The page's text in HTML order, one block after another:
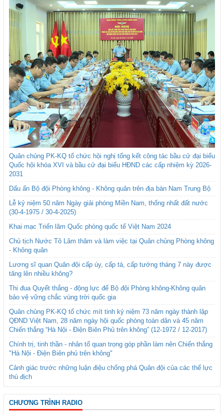
Quân chủng PK-KQ tổ chức hội nghị tổng kết công tác bầu cử đại biểu
Quốc hội khóa XVI và bầu cử đại biểu HĐND các cấp nhiệm kỳ 2026-
2031
Dấu ấn Bộ đội Phòng không - Không quân trên địa bàn Nam Trung Bộ
Lễ kỷ niệm 50 năm Ngày giải phóng Miền Nam, thống nhất đất nước
(30-4-1975 / 30-4-2025)
Khai mạc Triển lãm Quốc phòng quốc tế Việt Nam 2024
Chủ tịch Nước Tô Lâm thăm và làm việc tại Quân chủng Phòng không
- Không quân
Lương sĩ quan Quân đội cấp úy, cấp tá, cấp tướng tháng 7 này được
tăng lên nhiều không?
Thi đua Quyết thắng - động lực để Bộ đội Phòng không-Không quân
bảo vệ vững chắc vùng trời quốc gia
Quân chủng PK-KQ tổ chức mít tinh kỷ niệm 73 năm ngày thành lập
QĐND Việt Nam, 28 năm ngày hội quốc phòng toàn dân và 45 năm
Chiến thắng “Hà Nội - Điện Biên Phủ trên không” (12-1972 / 12-2017)
Chính trị, tinh thần - nhân tố quan trọng góp phần làm nên Chiến thắng
"Hà Nội - Điện Biên phủ trên không"
Cảnh giác trước những luận điệu chống phá Quân đội của các thế lực
thù địch
CHƯƠNG TRÌNH RADIO